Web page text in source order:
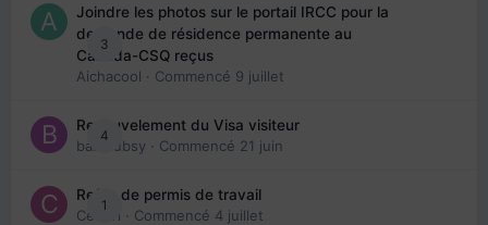
3
Joindre les photos sur le portail IRCC pour la
demande de résidence permanente au
Canada-CSQ reçus
Aichacool · Commencé 9 juillet
4
Renouvelement du Visa visiteur
babibubsy · Commencé 21 juin
1
Refus de permis de travail
Cedbri · Commencé 4 juillet